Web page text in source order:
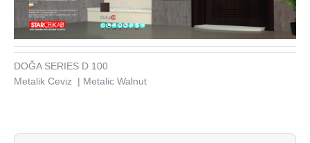
DOĞA SERIES D 100
Metalik Ceviz | Metalic Walnut